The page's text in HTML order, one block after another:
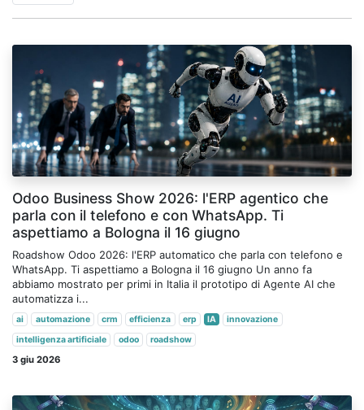
Odoo Business Show 2026: l'ERP agentico che
parla con il telefono e con WhatsApp. Ti
aspettiamo a Bologna il 16 giugno
Roadshow Odoo 2026: l'ERP automatico che parla con telefono e
WhatsApp. Ti aspettiamo a Bologna il 16 giugno Un anno fa
abbiamo mostrato per primi in Italia il prototipo di Agente AI che
automatizza i...
ai automazione crm efficienza erp IA
innovazione
intelligenza artificiale
odoo roadshow
3 giu 2026